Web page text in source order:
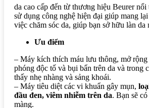
da cao cấp đến từ thương hiệu Beurer
sử dụng công nghệ hiện đại giúp mang
việc chăm sóc da, giúp bạn sở hữu làn da
Ưu điểm
– Máy kích thích máu lưu thông, mở
phóng độc tố và bụi bẩn trên da và trong
thấy nhẹ nhàng và sảng khoái.
– Máy tiêu diệt các vi khuẩn gây mụn,
đầu đen, viêm nhiễm trên da. Bạn sẽ
màng.